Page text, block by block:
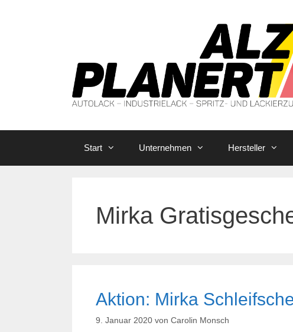
Start Unternehmen Hersteller
Mirka
Aktion: Mirka
9. Januar 2020 von Carolin Monsch